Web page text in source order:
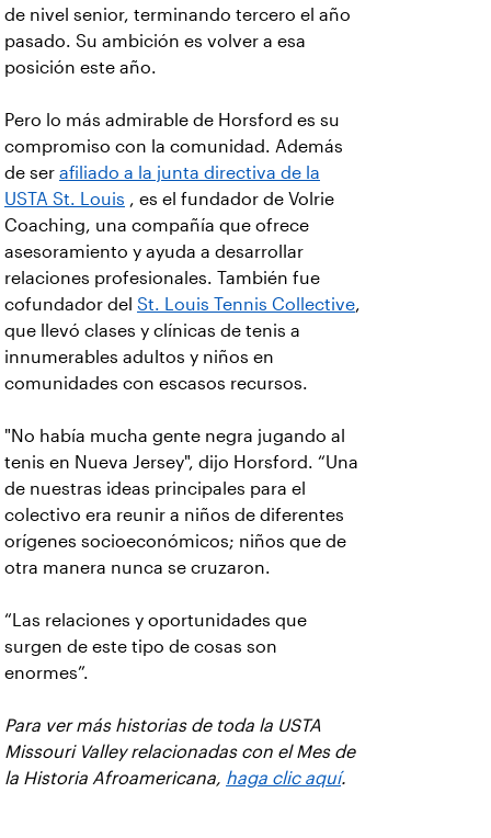
de nivel senior, terminando tercero el año
pasado. Su ambición es volver a esa
posición este año.
Pero lo más admirable de Horsford es su
compromiso con la comunidad. Además
de ser afiliado a la junta directiva de la
USTA St. Louis , es el fundador de Volrie
Coaching, una compañía que ofrece
asesoramiento y ayuda a desarrollar
relaciones profesionales. También fue
cofundador del St. Louis Tennis Collective,
que llevó clases y clínicas de tenis a
innumerables adultos y niños en
comunidades con escasos recursos.
"No había mucha gente negra jugando al
tenis en Nueva Jersey", dijo Horsford. “Una
de nuestras ideas principales para el
colectivo era reunir a niños de diferentes
orígenes socioeconómicos; niños que de
otra manera nunca se cruzaron.
“Las relaciones y oportunidades que
surgen de este tipo de cosas son
enormes”.
Para ver más historias de toda la USTA
Missouri Valley relacionadas con el Mes de
la Historia Afroamericana, haga clic aquí.